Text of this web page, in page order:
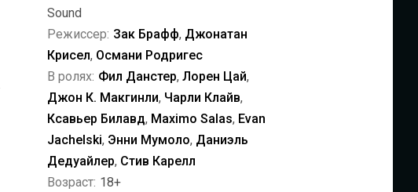
Sound
Режиссер: Зак Брафф, Джонатан
Крисел, Османи Родригес
В ролях: Фил Данстер, Лорен Цай,
Джон К. Макгинли, Чарли Клайв,
Ксавьер Билавд, Maximo Salas, Evan
Jachelski, Энни Мумоло, Даниэль
Дедуайлер, Стив Карелл
Возраст: 18+